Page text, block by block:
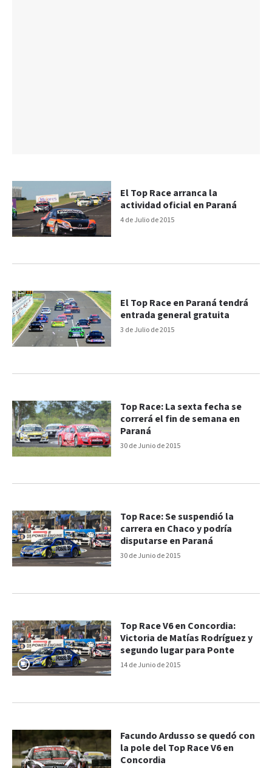
4 de Julio de 2015
El Top Race arranca la
actividad oficial en Paraná
3 de Julio de 2015
El Top Race en Paraná tendrá
entrada general gratuita
30 de Junio de 2015
Top Race: La sexta fecha se
correrá el fin de semana en
Paraná
30 de Junio de 2015
Top Race: Se suspendió la
carrera en Chaco y podría
disputarse en Paraná
14 de Junio de 2015
Top Race V6 en Concordia:
Victoria de Matías Rodríguez y
segundo lugar para Ponte
Facundo Ardusso se quedó con
la pole del Top Race V6 en
Concordia